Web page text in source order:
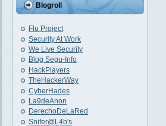
Blogroll
Flu Project
Security At Work
We Live Security
Blog Segu-Info
HackPlayers
TheHackerWay
CyberHades
La9deAnon
DerechoDeLaRed
Snifer@L4b's